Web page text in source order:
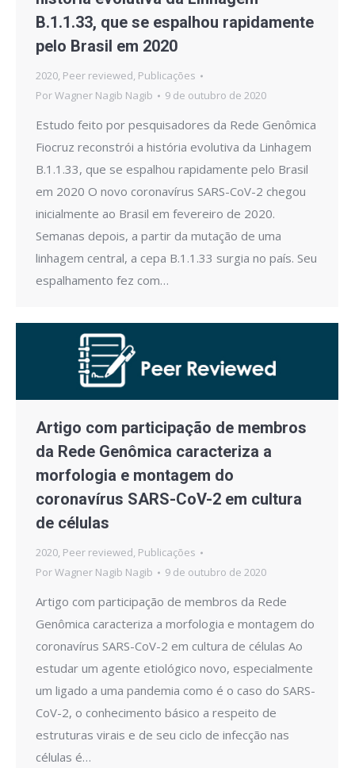
B.1.1.33, que se espalhou rapidamente
pelo Brasil em 2020
2020, Peer reviewed, Publicações
PorWagner Nagib Nagib 9 de outubro de 2020
Estudo feito por pesquisadores da Rede Genômica
Fiocruz reconstrói a história evolutiva da Linhagem
B.1.1.33, que se espalhou rapidamente pelo Brasil
em 2020 O novo coronavírus SARS-CoV-2 chegou
inicialmente ao Brasil em fevereiro de 2020.
Semanas depois, a partir da mutação de uma
linhagem central, a cepa B.1.1.33 surgia no país. Seu
espalhamento fez com…
Artigo com participação de membros
da Rede Genômica caracteriza a
morfologia e montagem do
coronavírus SARS-CoV-2 em cultura
de células
2020, Peer reviewed, Publicações
PorWagner Nagib Nagib 9 de outubro de 2020
Artigo com participação de membros da Rede
Genômica caracteriza a morfologia e montagem do
coronavírus SARS-CoV-2 em cultura de células Ao
estudar um agente etiológico novo, especialmente
um ligado a uma pandemia como é o caso do SARS-
CoV-2, o conhecimento básico a respeito de
estruturas virais e de seu ciclo de infecção nas
células é…